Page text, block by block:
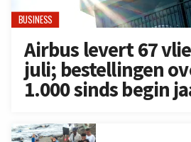
BUSINESS
Airbus levert 67
juli; bestellingen
1.000 sinds begin